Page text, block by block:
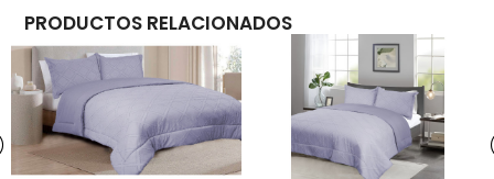
PRODUCTOS RELACIONADOS